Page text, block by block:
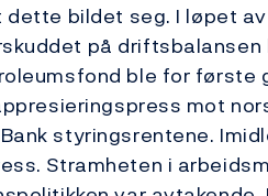
bildet seg. I løpet
på driftsbalansen
ble for
mot
styringsrentene.
Stramheten i